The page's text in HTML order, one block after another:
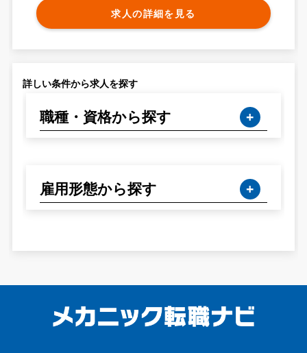
求人の詳細を見る
詳しい条件から求人を探す
職種・資格から探す
雇用形態から探す